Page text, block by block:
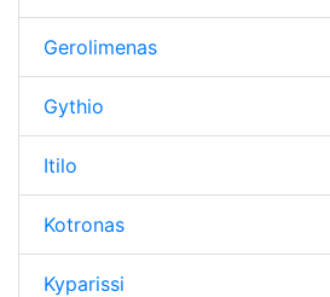
Gerolimenas
Gythio
Itilo
Kotronas
Kyparissi